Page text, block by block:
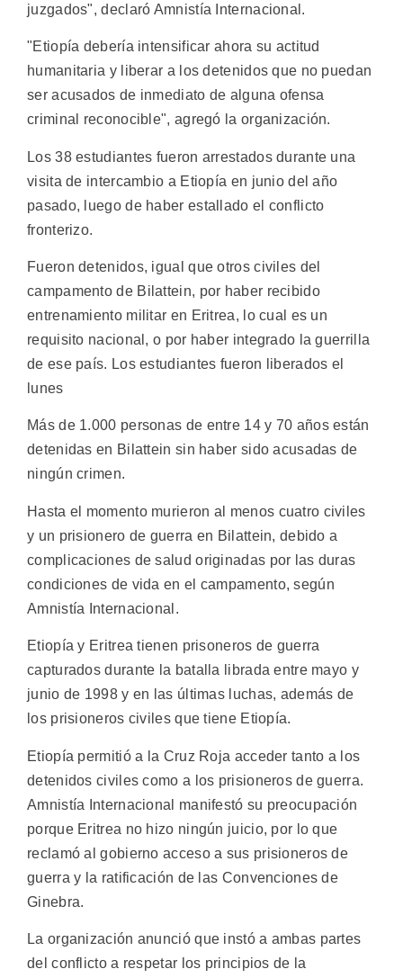
juzgados", declaró Amnistía Internacional.
"Etiopía debería intensificar ahora su actitud
humanitaria y liberar a los detenidos que no puedan
ser acusados de inmediato de alguna ofensa
criminal reconocible", agregó la organización.
Los 38 estudiantes fueron arrestados durante una
visita de intercambio a Etiopía en junio del año
pasado, luego de haber estallado el conflicto
fronterizo.
Fueron detenidos, igual que otros civiles del
campamento de Bilattein, por haber recibido
entrenamiento militar en Eritrea, lo cual es un
requisito nacional, o por haber integrado la guerrilla
de ese país. Los estudiantes fueron liberados el
lunes
Más de 1.000 personas de entre 14 y 70 años están
detenidas en Bilattein sin haber sido acusadas de
ningún crimen.
Hasta el momento murieron al menos cuatro civiles
y un prisionero de guerra en Bilattein, debido a
complicaciones de salud originadas por las duras
condiciones de vida en el campamento, según
Amnistía Internacional.
Etiopía y Eritrea tienen prisoneros de guerra
capturados durante la batalla librada entre mayo y
junio de 1998 y en las últimas luchas, además de
los prisioneros civiles que tiene Etiopía.
Etiopía permitió a la Cruz Roja acceder tanto a los
detenidos civiles como a los prisioneros de guerra.
Amnistía Internacional manifestó su preocupación
porque Eritrea no hizo ningún juicio, por lo que
reclamó al gobierno acceso a sus prisioneros de
guerra y la ratificación de las Convenciones de
Ginebra.
La organización anunció que instó a ambas partes
del conflicto a respetar los principios de la